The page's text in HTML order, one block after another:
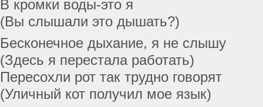
В кромки воды-это я
(Вы слышали это дышать?)
Бесконечное дыхание, я не слышу
(Здесь я перестала работать)
Пересохли рот так трудно говорят
(Уличный кот получил мое язык)